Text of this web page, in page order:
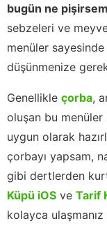
bugün ne pişirsem
sebzeleri ve
menüler sayesinde
düşünmenize
Genellikle çorba,
oluşan bu
uygun olarak
çorbayı yapsam,
gibi dertlerden
Küpü iOS ve Tarif
kolayca